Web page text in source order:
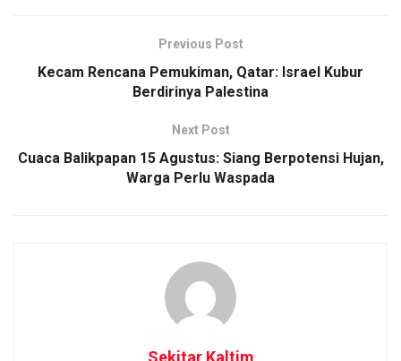
Previous Post
Kecam Rencana Pemukiman, Qatar: Israel Kubur
Berdirinya Palestina
Next Post
Cuaca Balikpapan 15 Agustus: Siang Berpotensi Hujan,
Warga Perlu Waspada
Sekitar Kaltim